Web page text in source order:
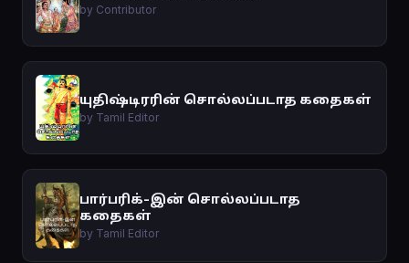
by Contributor
யுதிஷ்டிரரின் சொல்லப்படாத கதைகள்
by Tamil Editor
பார்பரிக்-இன் சொல்லப்படாத
கதைகள்
by Tamil Editor